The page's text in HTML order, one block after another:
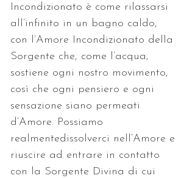
Incondizionato è come rilassarsi
all’infinito in un bagno caldo,
con l’Amore Incondizionato della
Sorgente che, come l’acqua,
sostiene ogni nostro movimento,
così che ogni pensiero e ogni
sensazione siano permeati
d’Amore. Possiamo
realmentedissolverci nell’Amore e
riuscire ad entrare in contatto
con la Sorgente Divina di cui